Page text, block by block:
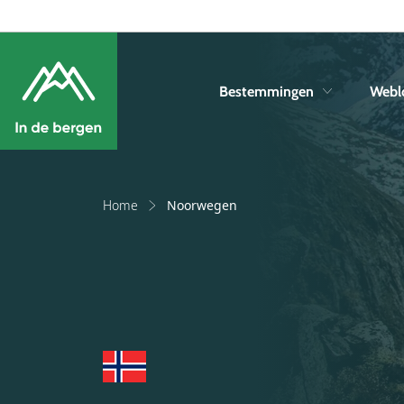
Bestemmingen
Home Noorwegen